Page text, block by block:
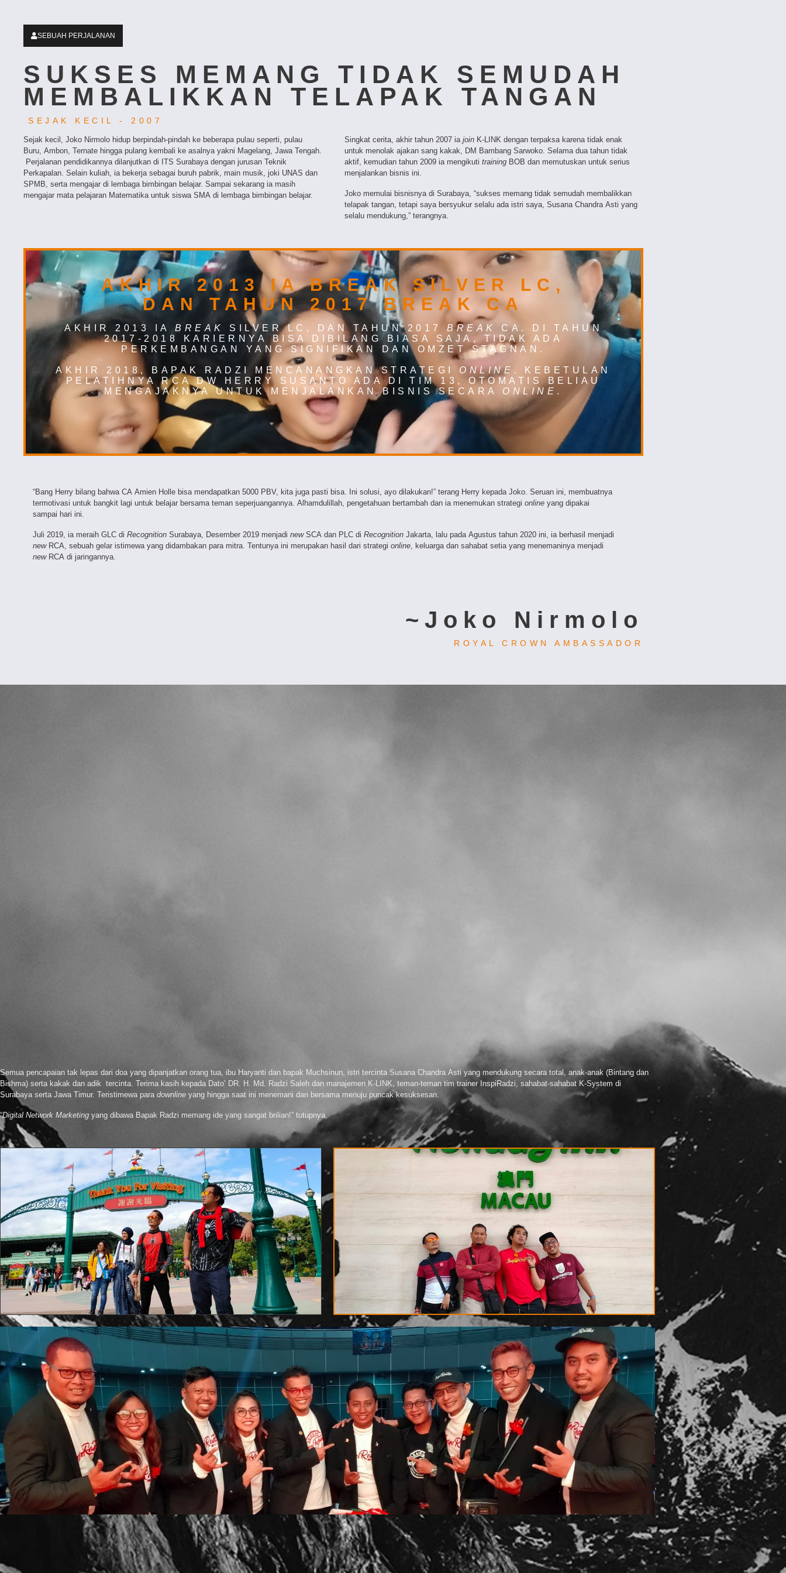
SEBUAH PERJALANAN
SUKSES MEMANG TIDAK SEMUDAH
MEMBALIKKAN TELAPAK TANGAN
SEJAK KECIL - 2007
Sejak kecil, Joko Nirmolo hidup berpindah-pindah ke beberapa pulau seperti, pulau
Buru, Ambon, Ternate hingga pulang kembali ke asalnya yakni Magelang, Jawa Tengah.
Perjalanan pendidikannya dilanjutkan di ITS Surabaya dengan jurusan Teknik
Perkapalan. Selain kuliah, ia bekerja sebagai buruh pabrik, main musik, joki UNAS dan
SPMB, serta mengajar di lembaga bimbingan belajar. Sampai sekarang ia masih
mengajar mata pelajaran Matematika untuk siswa SMA di lembaga bimbingan belajar.
Singkat cerita, akhir tahun 2007 iajoin K-LINK dengan terpaksa karena tidak enak
untuk menolak ajakan sang kakak, DM Bambang Sarwoko. Selama dua tahun tidak
aktif, kemudian tahun 2009 ia mengikutitraining BOB dan memutuskan untuk serius
menjalankan bisnis ini.
Joko memulai bisnisnya di Surabaya, “sukses memang tidak semudah membalikkan
telapak tangan, tetapi saya bersyukur selalu ada istri saya, Susana Chandra Asti yang
selalu mendukung,” terangnya.
AKHIR 2013 IA BREAK SILVER LC,
DAN TAHUN 2017 BREAK CA
AKHIR 2013 IA BREAK SILVER LC , DAN TAHUN2017 BREAK CA . DI TAHUN
2017-2018 KARIER NYA BISA DIBILANG
BIASA SAJA, TIDAK ADA
PERKEMBANGAN YANG SIGNIFIKAN DAN O MZET STAGNAN .
AKHIR 2018 , BAPAK RADZI MENCANANGKANSTRATEGI ONLINE . K EBETULAN
PELATIH NYARCA DW HERRY SUSANTO ADA DI TIM 13, OTOMATIS BELIAU
MENGAJAKNYA UNTUK MENJALANKANBISNIS SECARA ONLINE .
“Bang Herry bilang bahwa CA Amien Holle bisa mendapatkan 5000 PBV, kita juga pasti bisa. Ini solusi, ayo dilakukan!” terang Herry kepada Joko. Seruan ini, membuatnya
termotivasi untuk bangkit lagi untuk belajar bersama teman seperjuangannya. Alhamdulillah, pengetahuan bertambah dan ia menemukan strategi online yang dipakai
sampai hari ini.
Juli 2019, ia meraih GLC di Recognition Surabaya, Desember 2019 menjadi newSCA dan PLC di Recognition Jakarta, lalu pada Agustus tahun 2020 ini, ia berhasil menjadi
newRCA, sebuah gelar istimewa yang didambakan para mitra. Tentunya ini merupakan hasil dari strategi online, keluarga dan sahabat setia yang menemaninya menjadi
newRCA di jaringannya.
~Joko Nirmolo
ROYAL CROWN AMBASSADOR
Semua pencapaian tak lepas dari doa yang dipanjatkan orang tua, ibu Haryanti dan bapak Muchsinun, istri tercinta Susana Chandra Asti yang mendukung secara total, anak-anak (Bintang dan
Bishma) serta kakak dan adik tercinta. Terima kasih kepada Dato’ DR. H. Md. Radzi Saleh dan manajemen K-LINK, teman-teman tim trainer InspiRadzi, sahabat-sahabat K-System di
Surabaya serta Jawa Timur. Teristimewa para downline yang hingga saat ini menemani dan bersama menuju puncak kesuksesan.
“Digital Network Marketing yang dibawa Bapak Radzi memang ide yang sangat brilian!” tutupnya.